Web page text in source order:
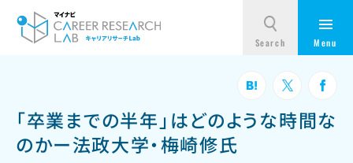
「卒業までの半年」はどのような時間な
のかー法政大学・梅崎修氏